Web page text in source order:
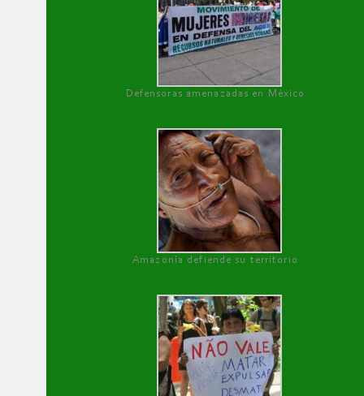
Defensoras amenazadas en México
Amazonía defiende su territorio